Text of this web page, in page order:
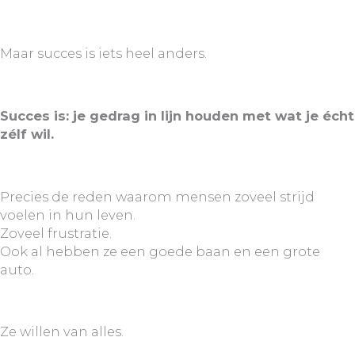
Maar succes is iets heel anders.
Succes is: je gedrag in lijn houden met wat je écht
zélf wil.
Precies de reden waarom mensen zoveel strijd
voelen in hun leven.
Zoveel frustratie.
Ook al hebben ze een goede baan en een grote
auto.
Ze willen van alles.